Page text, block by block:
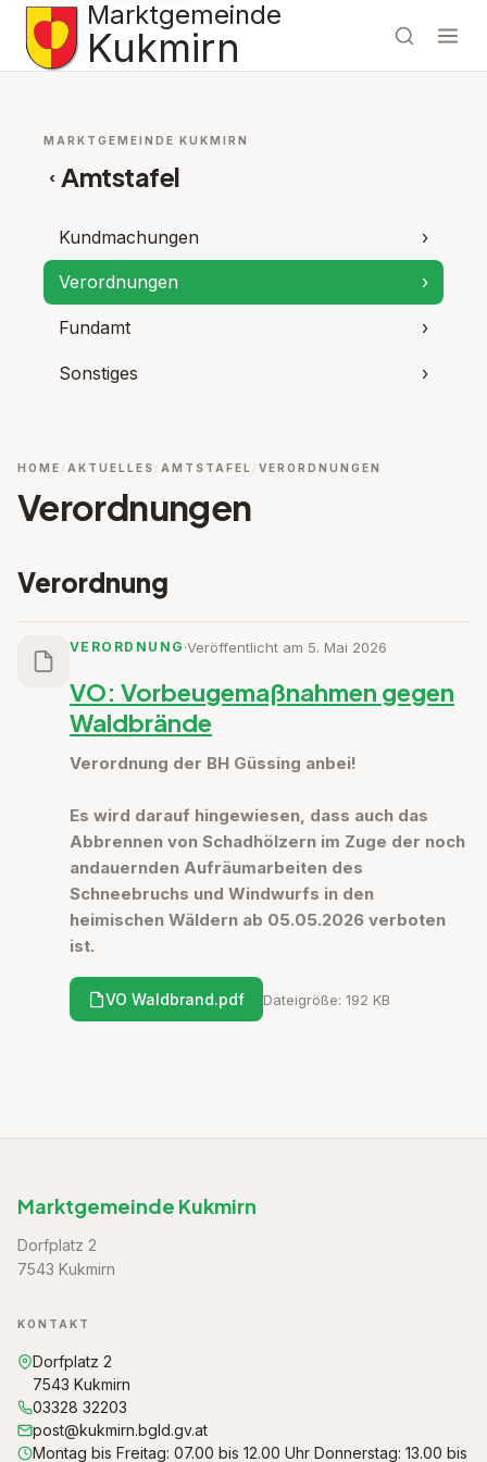
Marktgemeinde
Kukmirn
MARKTGEMEINDE KUKMIRN
‹ Amtstafel
Kundmachungen ›
Verordnungen ›
Fundamt ›
Sonstiges ›
HOME AKTUELLES AMTSTAFEL VERORDNUNGEN
Verordnungen
Verordnung
VERORDNUNG ·Veröffentlicht am 5. Mai 2026
VO: Vorbeugemaßnahmen gegen
Waldbrände
Verordnung der BH Güssing anbei!
Es wird darauf hingewiesen, dass auch das
Abbrennen von Schadhölzern im Zuge der noch
andauernden Aufräumarbeiten des
Schneebruchs und Windwurfs in den
heimischen Wäldern ab 05.05.2026 verboten
ist.
VO Waldbrand.pdf Dateigröße: 192 KB
Marktgemeinde Kukmirn
Dorfplatz 2
7543 Kukmirn
KONTAKT
Dorfplatz 2
7543 Kukmirn
03328 32203
post@kukmirn.bgld.gv.at
Montag bis Freitag: 07.00 bis 12.00 Uhr Donnerstag: 13.00 bis